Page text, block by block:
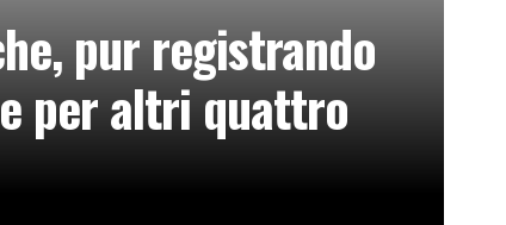
pur registrando
per altri quattro